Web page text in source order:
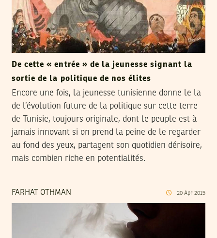
De cette « entrée » de la jeunesse signant la
sortie de la politique de nos élites
Encore une fois, la jeunesse tunisienne donne le la
de l’évolution future de la politique sur cette terre
de Tunisie, toujours originale, dont le peuple est à
jamais innovant si on prend la peine de le regarder
au fond des yeux, partagent son quotidien dérisoire,
mais combien riche en potentialités.
FARHAT OTHMAN 20 Apr 2015